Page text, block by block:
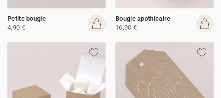
Petite bougie
4,90 €
Bougie apothicaire
16,90 €